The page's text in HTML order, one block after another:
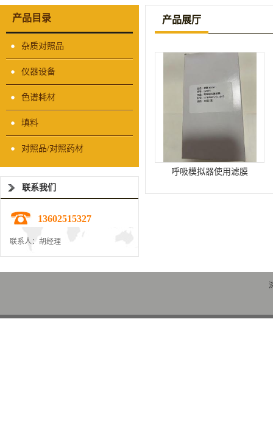
产品目录
杂质对照品
仪器设备
色谱耗材
填料
对照品/对照药材
联系我们
13602515327
联系人：胡经理
产品展厅
呼吸模拟器使用滤膜